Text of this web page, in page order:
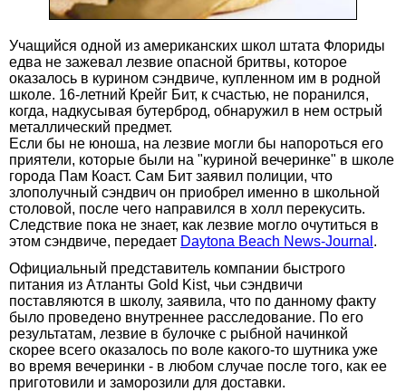
Учащийся одной из американских школ штата Флориды
едва не зажевал лезвие опасной бритвы, которое
оказалось в курином сэндвиче, купленном им в родной
школе. 16-летний Крейг Бит, к счастью, не поранился,
когда, надкусывая бутерброд, обнаружил в нем острый
металлический предмет.
Если бы не юноша, на лезвие могли бы напороться его
приятели, которые были на "куриной вечеринке" в школе
города Пам Коаст. Сам Бит заявил полиции, что
злополучный сэндвич он приобрел именно в школьной
столовой, после чего направился в холл перекусить.
Следствие пока не знает, как лезвие могло очутиться в
этом сэндвиче, передает Daytona Beach News-Journal .
Официальный представитель компании быстрого
питания из Атланты Gold Kist, чьи сэндвичи
поставляются в школу, заявила, что по данному факту
было проведено внутреннее расследование. По его
результатам, лезвие в булочке с рыбной начинкой
скорее всего оказалось по воле какого-то шутника уже
во время вечеринки - в любом случае после того, как ее
приготовили и заморозили для доставки.